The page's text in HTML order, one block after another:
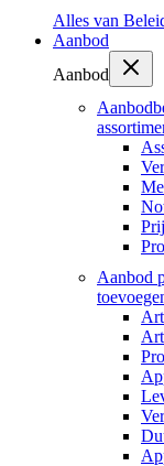
Alles van
Aanbod
Aanbod
Aanbod